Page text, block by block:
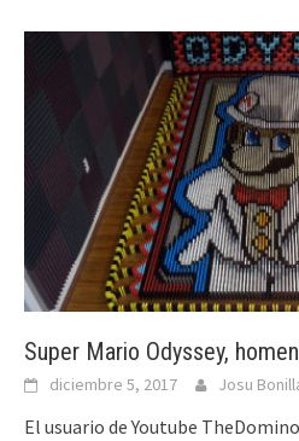
Super Mario Odyssey,
diciembre 5, 2017 Josu
El usuario de Youtube